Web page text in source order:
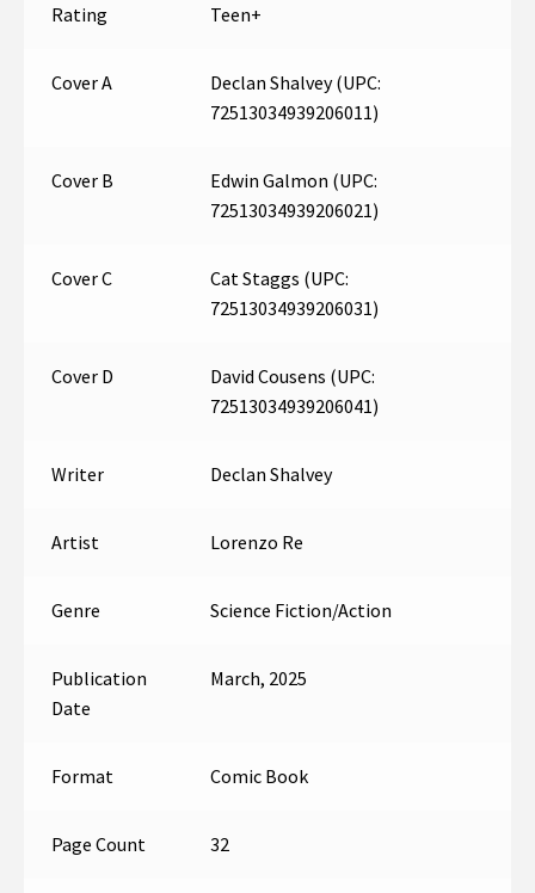
Rating Teen+
Cover A
Declan Shalvey (UPC:
72513034939206011)
Cover B
Edwin Galmon (UPC:
72513034939206021)
Cover C
Cat Staggs (UPC:
72513034939206031)
Cover D
David Cousens (UPC:
72513034939206041)
Writer Declan Shalvey
Artist Lorenzo Re
Genre Science Fiction/Action
Publication
Date
March, 2025
Format Comic Book
Page Count 32